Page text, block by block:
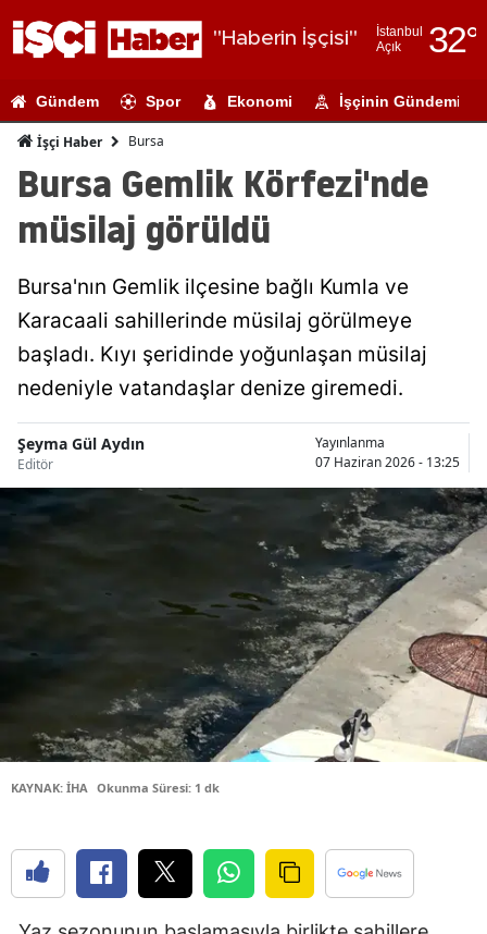
"Haberin İşçisi"
İstanbul
Açık
32°
Adıyaman
Ağrı
Ankara
Antalya
Aydın
Balıkesir
Bilecik
Bingöl
Bitlis
Bolu
Burdur
Bursa
Çorum
Gündem Spor Ekonomi İşçinin Gündemi
İşçi Haber Bursa
Bursa Gemlik Körfezi'nde
müsilaj görüldü
Bursa'nın Gemlik ilçesine bağlı Kumla ve
Karacaali sahillerinde müsilaj görülmeye
başladı. Kıyı şeridinde yoğunlaşan müsilaj
nedeniyle vatandaşlar denize giremedi.
Şeyma Gül Aydın
Editör
Yayınlanma
07 Haziran 2026 - 13:25
KAYNAK: İHA Okunma Süresi: 1 dk